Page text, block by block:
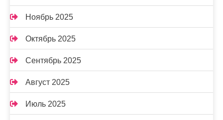
Ноябрь 2025
Октябрь 2025
Сентябрь 2025
Август 2025
Июль 2025